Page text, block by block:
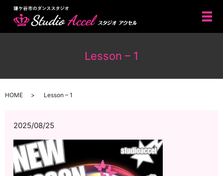
メ
Lesson – 1
HOME Lesson – 1
2025/08/25